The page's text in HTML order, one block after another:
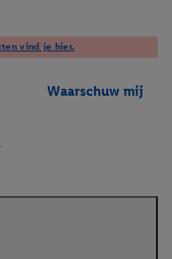
vind je hier.
Waarschuw mij